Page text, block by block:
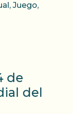
, Juego,
de
del